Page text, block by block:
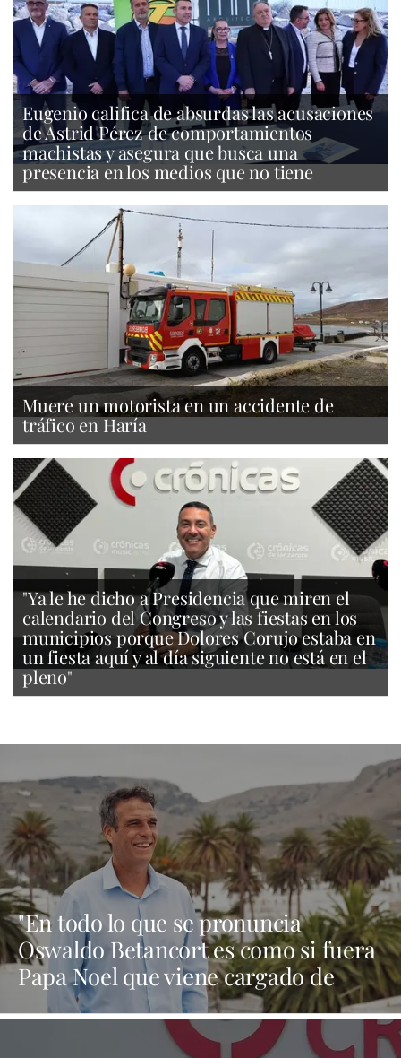
Eugenio califica de absurdas las acusaciones
de Astrid Pérez de comportamientos
machistas y asegura que busca una
presencia en los medios que no tiene
Muere un motorista en un accidente de
tráfico en Haría
"Ya le he dicho a Presidencia que miren el
calendario del Congreso y las fiestas en los
municipios porque Dolores Corujo estaba en
un fiesta aquí y al día siguiente no está en el
pleno"
"En todo lo que se pronuncia
Oswaldo Betancort es como si fuera
Papa Noel que viene cargado de
regalos y al final todo es humo"